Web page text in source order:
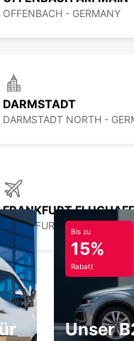
OFFENBACH - GERMANY
DARMSTADT
DARMSTADT NORTH -
FRANKFURT AM MAIN -
Bis zu
15%
Rabatt
Unser